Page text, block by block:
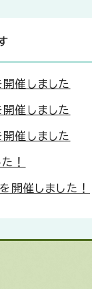
催しました
催しました
催しました
！
開催しました！